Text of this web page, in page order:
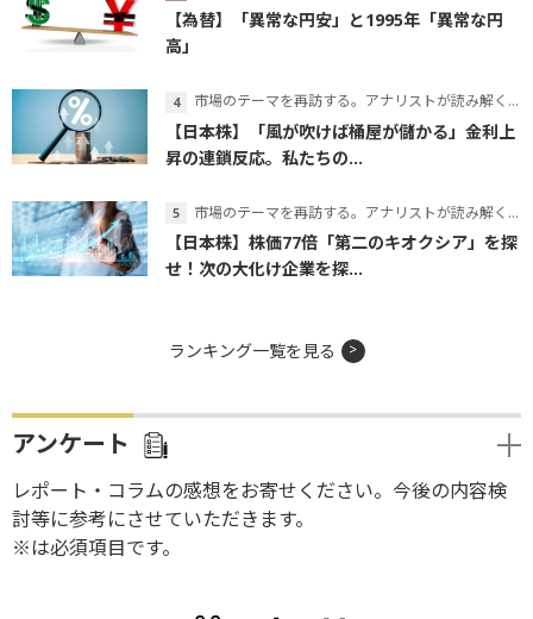
【為替】「異常な円安」と1995年「異常な円
高」
市場のテーマを再訪する。アナリストが読み解くテーマの本質
【日本株】「風が吹けば桶屋が儲かる」金利上
昇の連鎖反応。私たちの...
市場のテーマを再訪する。アナリストが読み解くテーマの本質
【日本株】株価77倍「第二のキオクシア」を探
せ！次の大化け企業を探...
ランキング一覧を見る
アンケート
レポート・コラムの感想をお寄せください。今後の内容検
討等に参考にさせていただきます。
※は必須項目です。